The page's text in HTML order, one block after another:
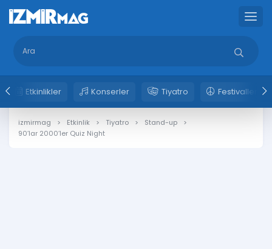
Etkinlikler Konserler Tiyatro Festivaller
izmirmag Etkinlik Tiyatro
Stand-up
90’lar 2000’ler Quiz Night